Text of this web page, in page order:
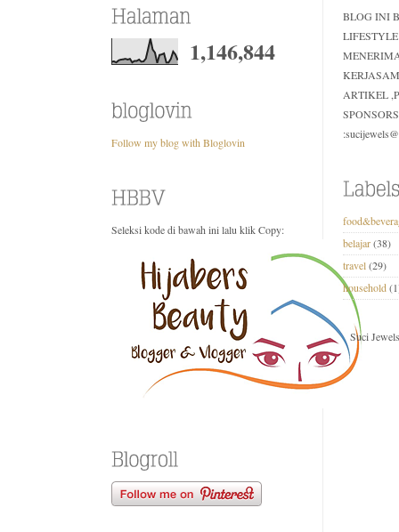
1,146,844
Follow my blog with Bloglovin
Seleksi kode di bawah ini lalu klik Copy:
BLOG INI
ARTIKEL
belajar(38)
travel(29)
household
Suci